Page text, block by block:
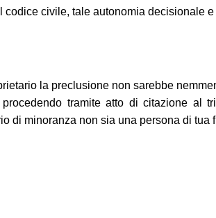
civile, tale autonomia decisionale
la preclusione non sarebbe
tramite atto di citazione al
di minoranza non sia una persona di tua